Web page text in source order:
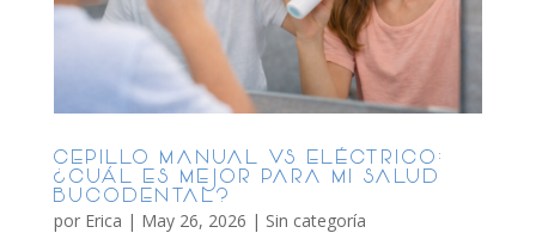
CEPILLO MANUAL VS ELÉCTRICO:
¿CUÁL ES MEJOR PARA MI SALUD
BUCODENTAL?
por Erica | May 26, 2026 | Sin categoría